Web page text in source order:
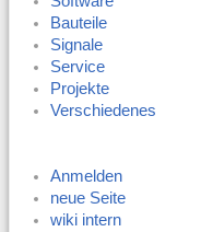
Bauteile
Signale
Service
Projekte
Verschiedenes
Anmelden
neue Seite
wiki intern